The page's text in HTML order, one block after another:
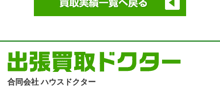
合同会社 ハウスドクター